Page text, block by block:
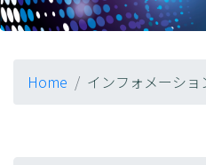
Home インフォメーショ